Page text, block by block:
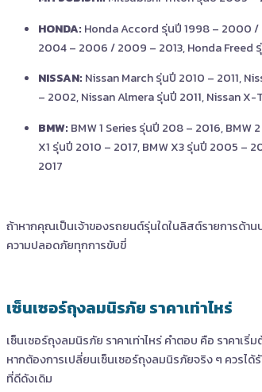
HONDA: Honda Accord รุ่นปี 1998 – 2000 /
2004 – 2006 / 2009 – 2013, Honda Freed
NISSAN: Nissan March รุ่นปี 2010 – 2011,
– 2002, Nissan Almera รุ่นปี 2011, Nissan
BMW: BMW 1 Series รุ่นปี 208 – 2016, BMW
X1 รุ่นปี 2010 – 2017, BMW X3 รุ่นปี 2005 –
2017
ถ้าหากคุณเป็นเจ้าของรถยนต์รุ่นใดในลิสต์รายการด้าน
ความปลอดภัยทุกการขับขี่
เซ็นเซอร์ถุงลมนิรภัย ราคาเท่าไหร่
เซ็นเซอร์ถุงลมนิรภัย ราคาเท่าไหร่ คำตอบ คือ ราคา
หากต้องการเปลี่ยนเซ็นเซอร์ถุงลมนิรภัยจริง ๆ ควรไ
ที่ดีดังเดิม